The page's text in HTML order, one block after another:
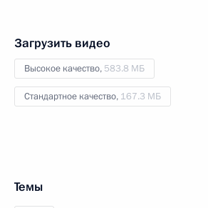
Загрузить видео
Высокое качество, 583.8 МБ
Стандартное качество, 167.3 МБ
Темы